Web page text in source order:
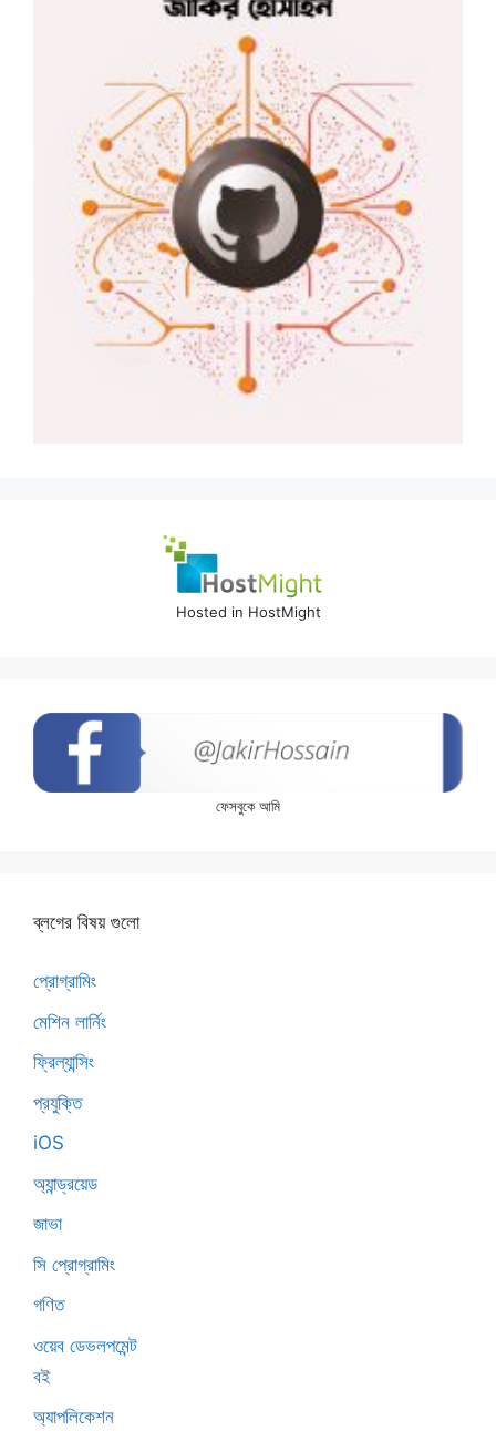
Hosted in HostMight
ফেসবুকে আমি
ব্লগের বিষয় গুলো
প্রোগ্রামিং
মেশিন লার্নিং
ফ্রিল্যান্সিং
প্রযুক্তি
iOS
অ্যান্ড্রয়েড
জাভা
সি প্রোগ্রামিং
গণিত
ওয়েব ডেভলপমেন্ট
বই
অ্যাপলিকেশন